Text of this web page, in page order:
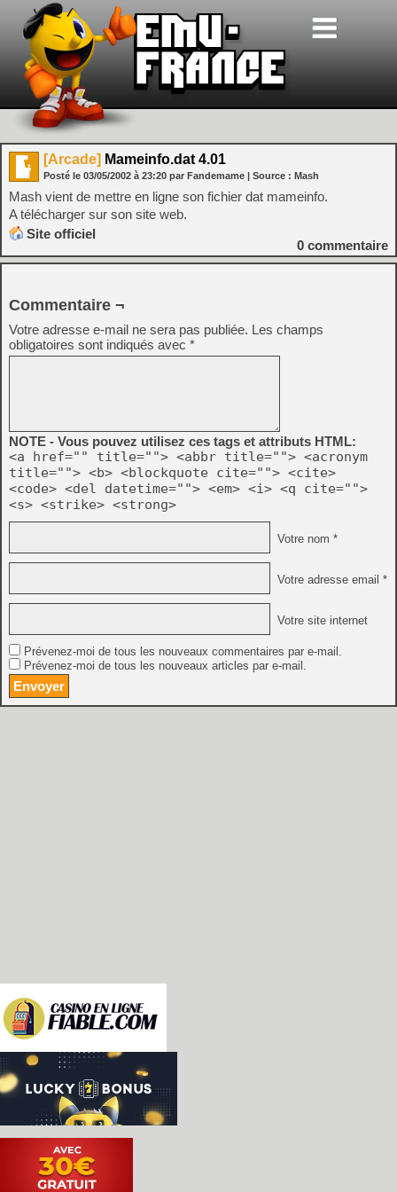
[Arcade] Mameinfo.dat 4.01
Posté le 03/05/2002 à 23:20 par Fandemame | Source : Mash
Mash vient de mettre en ligne son fichier dat mameinfo.
A télécharger sur son site web.
Site officiel
0 commentaire
Commentaire ¬
Votre adresse e-mail ne sera pas publiée. Les champs
obligatoires sont indiqués avec *
NOTE - Vous pouvez utilisez ces tags et attributs HTML:
<a href="" title=""> <abbr title=""> <acronym
title=""> <b> <blockquote cite=""> <cite>
<code> <del datetime=""> <em> <i> <q cite="">
<s> <strike> <strong>
Votre nom *
Votre adresse email *
Votre site internet
Prévenez-moi de tous les nouveaux commentaires par e-mail.
Prévenez-moi de tous les nouveaux articles par e-mail.